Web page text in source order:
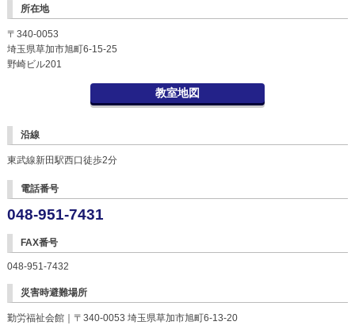
所在地
〒340-0053
埼玉県草加市旭町6-15-25
野崎ビル201
教室地図
沿線
東武線新田駅西口徒歩2分
電話番号
048-951-7431
FAX番号
048-951-7432
災害時避難場所
勤労福祉会館｜〒340-0053 埼玉県草加市旭町6-13-20